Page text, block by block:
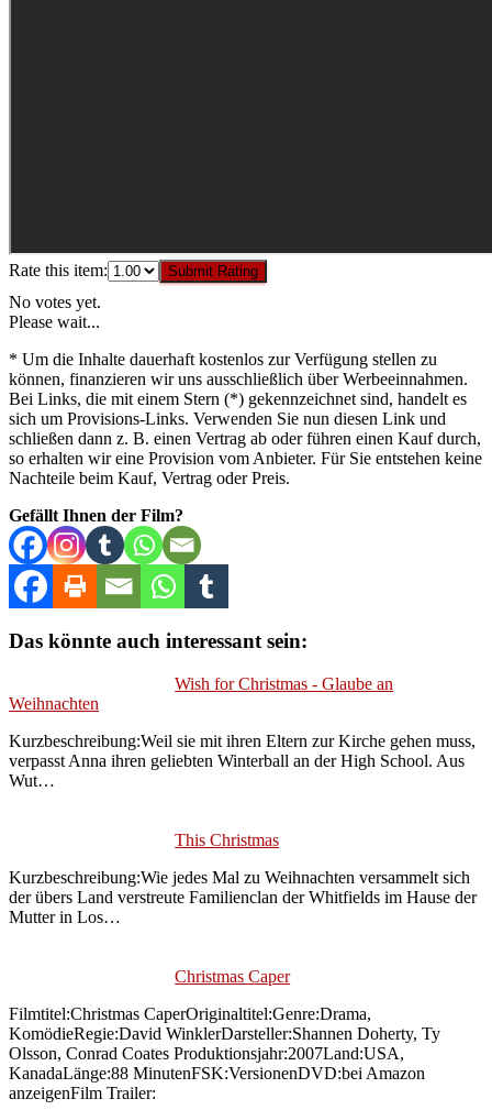
Rate this item: Submit Rating
No votes yet.
Please wait...
* Um die Inhalte dauerhaft kostenlos zur Verfügung stellen zu
können, finanzieren wir uns ausschließlich über Werbeeinnahmen.
Bei Links, die mit einem Stern (*) gekennzeichnet sind, handelt es
sich um Provisions-Links. Verwenden Sie nun diesen Link und
schließen dann z. B. einen Vertrag ab oder führen einen Kauf durch,
so erhalten wir eine Provision vom Anbieter. Für Sie entstehen keine
Nachteile beim Kauf, Vertrag oder Preis.
Gefällt Ihnen der Film?
Das könnte auch interessant sein:
Wish for Christmas - Glaube an
Weihnachten
Kurzbeschreibung:Weil sie mit ihren Eltern zur Kirche gehen muss,
verpasst Anna ihren geliebten Winterball an der High School. Aus
Wut…
This Christmas
Kurzbeschreibung:Wie jedes Mal zu Weihnachten versammelt sich
der übers Land verstreute Familienclan der Whitfields im Hause der
Mutter in Los…
Christmas Caper
Filmtitel:Christmas CaperOriginaltitel:Genre:Drama,
KomödieRegie:David WinklerDarsteller:Shannen Doherty, Ty
Olsson, Conrad Coates Produktionsjahr:2007Land:USA,
KanadaLänge:88 MinutenFSK:VersionenDVD:bei Amazon
anzeigenFilm Trailer: